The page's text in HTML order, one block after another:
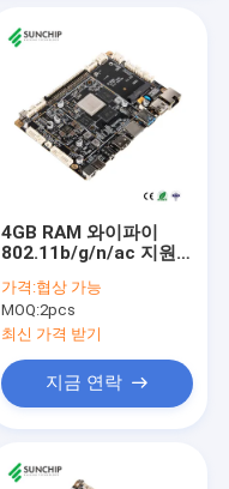
4GB RAM 와이파이
802.11b/g/n/ac 지원
페이스
가격:협상 가능
MOQ:2pcs
최신 가격 받기
지금 연락